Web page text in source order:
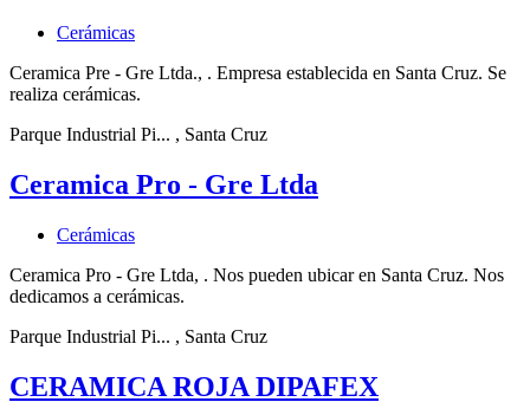
Cerámicas
Ceramica Pre - Gre Ltda., . Empresa establecida en Santa Cruz. Se
realiza cerámicas.
Parque Industrial Pi... , Santa Cruz
Ceramica Pro - Gre Ltda
Cerámicas
Ceramica Pro - Gre Ltda, . Nos pueden ubicar en Santa Cruz. Nos
dedicamos a cerámicas.
Parque Industrial Pi... , Santa Cruz
CERAMICA ROJA DIPAFEX